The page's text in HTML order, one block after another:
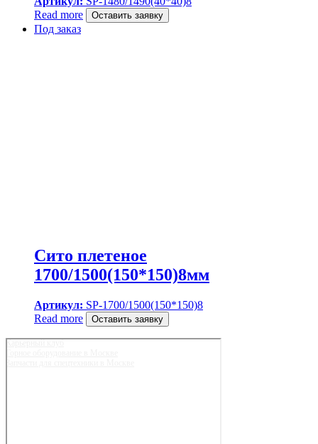
Read more
Оставить заявку
Под заказ
Сито плетеное
1700/1500(150*150)8мм
Артикул: SP-1700/1500(150*150)8
Read more
Оставить заявку